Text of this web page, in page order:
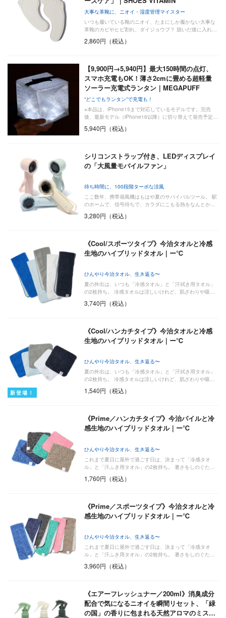
大事な革靴に、ニオイ・湿度管理マイスター
いつも履いている靴のニオイ、たまにしか履かない大事な
革靴のカビやヒビ割れ、ダイジョウブ？ 脱いだ後に入れ…
2,860円（税込）
【9,900円→5,940円】最大150時間の点灯、
スマホ充電もOK！薄さ2cmに畳める超軽量
ソーラー充電式ランタン｜MEGAPUFF
“どこでもランタン”で充電も！
※本品は、iPhone15まで対応しているモデルです。完売
後、最新モデル（iPhone16以降）に切り替えて発売予定…
5,940円（税込）
シリコンストラップ付き、LEDディスプレイ
の「大風量モバイルファン」
待ち時間に、100段階ターボな涼風
ここ数年、携帯扇風機はもはや夏のサバイバルツール。 駅
のホームで、信号待ちで、カラダにこもる熱をなんとか…
3,280円（税込）
《Cool/スポーツタイプ》今治タオルと冷感
生地のハイブリッドタオル｜ー℃
ひんやり今治タオル、生き返る〜
夏の外出は、いつも「冷感タオル」と「汗拭き用タオル」
の2枚持ち。 冷感タオルは涼しいけれど、肌ざわりや吸…
3,740円（税込）
新登場！
《Cool/ハンカチタイプ》今治タオルと冷感
生地のハイブリッドタオル｜ー℃
ひんやり今治タオル、生き返る〜
夏の外出は、いつも「冷感タオル」と「汗拭き用タオル」
の2枚持ち。 冷感タオルは涼しいけれど、肌ざわりや吸…
1,540円（税込）
《Prime／ハンカチタイプ》今治パイルと冷
感生地のハイブリッドタオル｜ー℃
ひんやり今治タオル、生き返る〜
これまで夏日に屋外で過ごす日は、決まって「冷感タオ
ル」と「汗ふき用タオル」の2枚持ち。 暑さをしのぐた…
1,760円（税込）
《Prime／スポーツタイプ》今治タオルと冷
感生地のハイブリッドタオル｜ー℃
ひんやり今治タオル、生き返る〜
これまで夏日に屋外で過ごす日は、決まって「冷感タオ
ル」と「汗ふき用タオル」の2枚持ち。 暑さをしのぐた…
3,960円（税込）
《エアーフレッシュナー／200ml》消臭成分
配合で気になるニオイを瞬間リセット、「緑
の国」の香りに包まれる天然アロマのミス…